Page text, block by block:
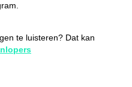
te luisteren? Dat kan